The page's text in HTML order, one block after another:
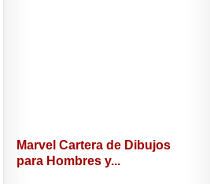
Marvel Cartera de Dibujos
para Hombres y...